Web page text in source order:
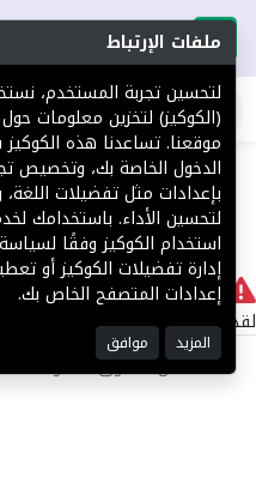
تحميل التطبيق
لا يوجد
لقد حدث خطأ داخلي أثناء معالجة
©2025 كل الحقوق محفوظة منصة توور
ملفات الإرتباط
لتحسين تجربة المستخدم،
(الكوكيز) لتخزين معلومات
موقعنا. تساعدنا هذه
الدخول الخاصة بك، وتخصيص
بإعدادات مثل تفضيلات
لتحسين الأداء. باستخدامك
استخدام الكوكيز وفقًا
إدارة تفضيلات الكوكيز أو
إعدادات المتصفح الخاص بك.
المزيد موافق